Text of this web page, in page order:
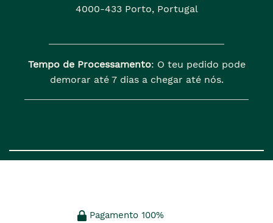
4000-433 Porto, Portugal
Tempo de Processamento: O teu pedido pode
demorar até 7 dias a chegar até nós.
Pagamento 100%